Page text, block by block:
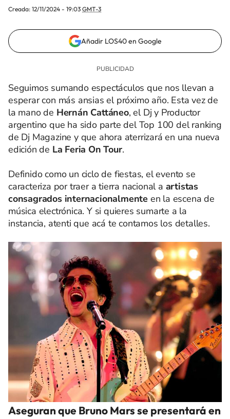
Creada: 12/11/2024 - 19:03 GMT-3
Añadir LOS40 en Google
Seguimos sumando espectáculos que nos llevan a
esperar con más ansias el próximo año. Esta vez de
la mano de Hernán Cattáneo, el Dj y Productor
argentino que ha sido parte del Top 100 del ranking
de Dj Magazine y que ahora aterrizará en una nueva
edición de La Feria On Tour.
Definido como un ciclo de fiestas, el evento se
caracteriza por traer a tierra nacional a artistas
consagrados internacionalmente en la escena de
música electrónica. Y si quieres sumarte a la
instancia, atenti que acá te contamos los detalles.
Aseguran que Bruno Mars se presentará en